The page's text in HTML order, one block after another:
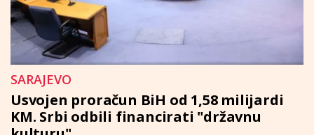
SARAJEVO
Usvojen proračun BiH od 1,58 milijardi
KM. Srbi odbili financirati "državnu